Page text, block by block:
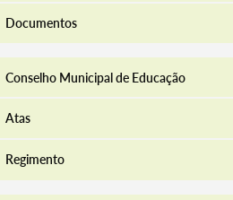
Documentos
Conselho Municipal de Educação
Atas
Regimento